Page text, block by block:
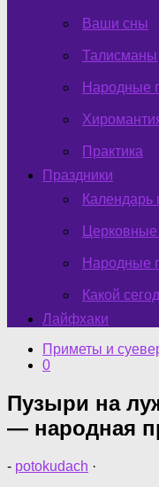
Ваши сны
Талисманы
Народные
Практика
Праздники
Календарь
Народные
Какой
Лайфхаки
Приметы и
0
Пузыри на
— народная
- potokudach ·